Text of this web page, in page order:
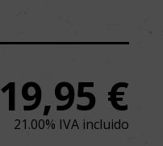
19,95 €
21.00% IVA incluido